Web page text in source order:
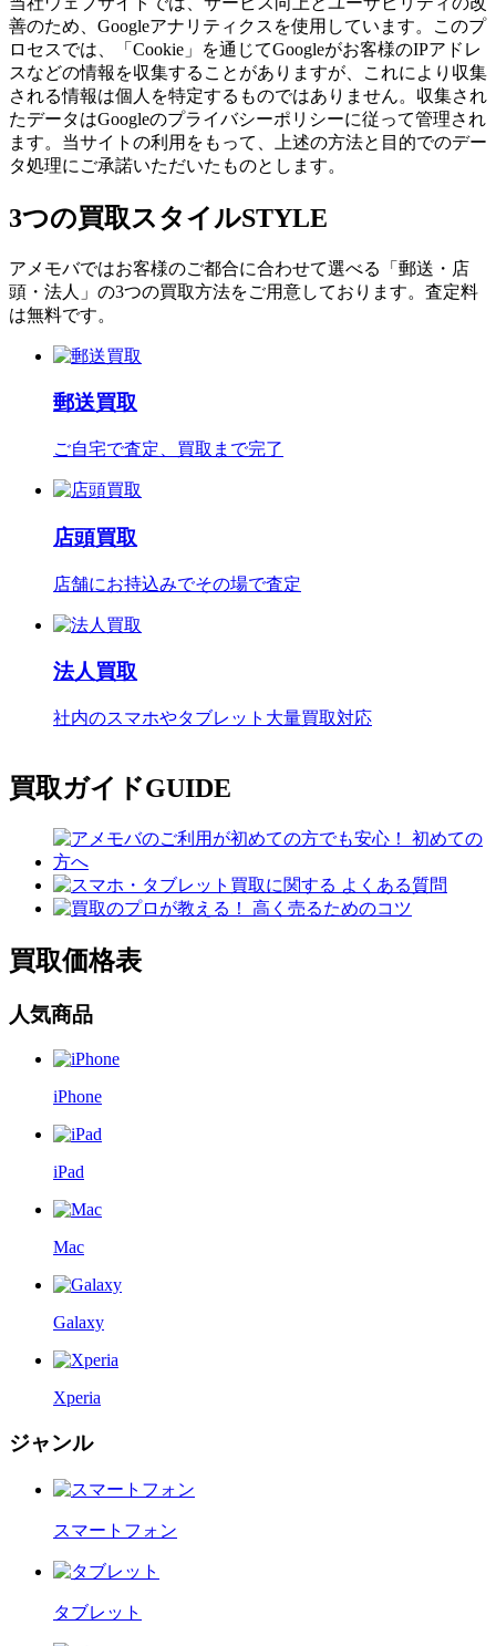
善のため、Googleアナリティクスを使用しています。このプ
ロセスでは、「Cookie」を通じてGoogleがお客様のIPアドレ
スなどの情報を収集することがありますが、これにより収集
される情報は個人を特定するものではありません。収集され
たデータはGoogleのプライバシーポリシーに従って管理され
ます。当サイトの利用をもって、上述の方法と目的でのデー
タ処理にご承諾いただいたものとします。
3つの買取スタイルSTYLE
アメモバではお客様のご都合に合わせて選べる「郵送・店
頭・法人」の3つの買取方法をご用意しております。査定料
は無料です。
郵送買取
ご自宅で査定、買取まで完了
店頭買取
店舗にお持込みでその場で査定
法人買取
社内のスマホやタブレット大量買取対応
買取ガイドGUIDE
買取価格表
人気商品
iPhone
iPad
Mac
Galaxy
Xperia
ジャンル
スマートフォン
タブレット